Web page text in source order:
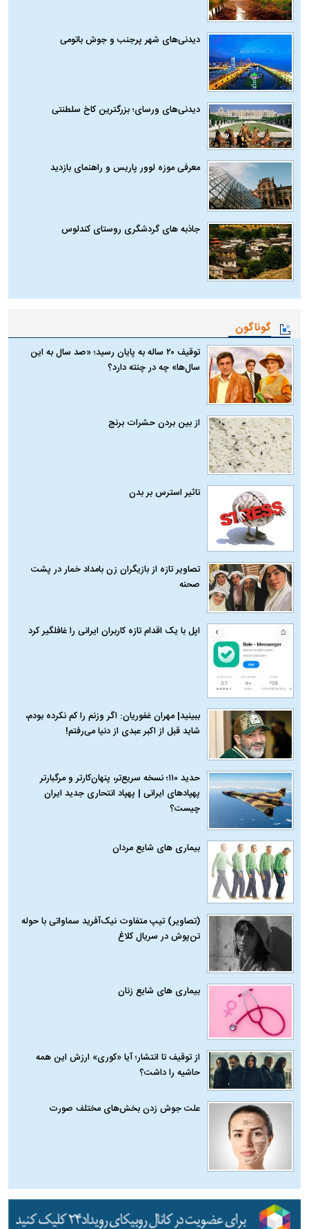
دیدنی‌های شهر پرجنب و جوش باتومی
دیدنی‌های ورسای؛ بزرگترین کاخ سلطنتی
معرفی موزه لوور پاریس و راهنمای بازدید
جاذبه های گردشگری روستای کندلوس
گوناگون
توقیف ۲۰ ساله به پایان رسید؛ «صد سال به این
سال‌ها» چه در چنته دارد؟
از بین بردن حشرات برنج
تاثیر استرس بر بدن
تصاویر تازه از بازیگران زن بامداد خمار در پشت
صحنه
اپل با یک اقدام تازه کاربران ایرانی را غافلگیر کرد
ببینید| مهران غفوریان: اگر وزنم را کم نکرده بودم،
شاید قبل از اکبر عبدی از دنیا می‌رفتم!
حدید ۱۱۰؛ نسخه سریع‌تر، پنهان‌کارتر و مرگبارتر
پهپادهای ایرانی | پهپاد انتحاری جدید ایران
چیست؟
بیماری‌ های شایع مردان
(تصاویر) تیپ متفاوت نیک‌آفرید سماواتی با حوله
تن‌پوش در سریال کلاغ
بیماری‌ های شایع زنان
از توقیف تا انتشار؛ آیا «کوری» ارزش این همه
حاشیه را داشت؟
علت جوش زدن بخش‌های مختلف صورت